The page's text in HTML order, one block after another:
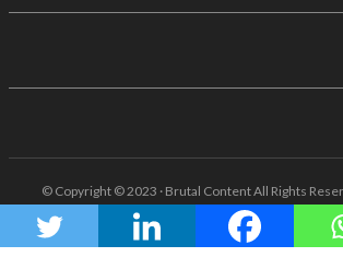
© Copyright © 2023 · Brutal Content All Rights
Condiciones · Aviso De Privacidad